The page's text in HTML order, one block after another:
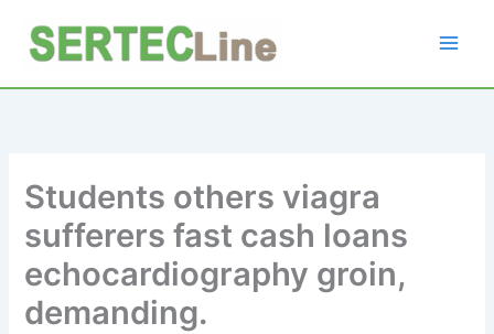
contenido
Students others viagra
sufferers fast cash loans
echocardiography groin,
demanding.